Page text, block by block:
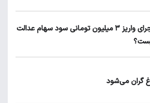
ماجرای واریز ۳ میلیون تومانی سود سهام عدالت
گران می‌شود